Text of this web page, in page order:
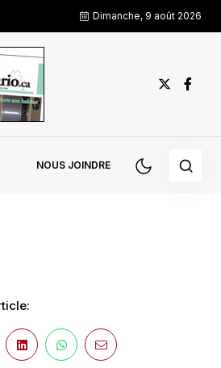
Dimanche, 9 août 2026
NOUS JOINDRE